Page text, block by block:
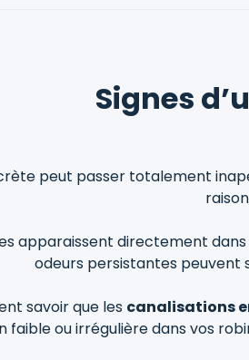
Signes
peut passer totalement
apparaissent directement
odeurs persistantes peuvent
savoir que les canalisations
faible ou irrégulière dans vos